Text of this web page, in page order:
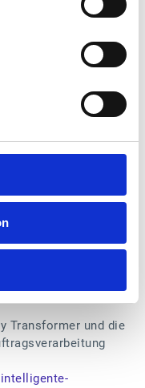
von Synergy
seine Rolle als
von denen
auch die
der
2018, Synergy
und
wurde. Die neue
von Esker, die
zu
Transformer und die